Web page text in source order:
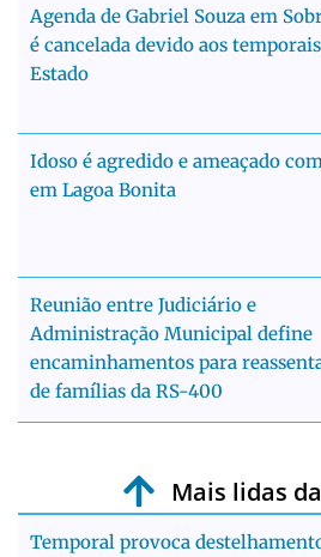
Agenda de Gabriel Souza em
é cancelada devido aos
Estado
Idoso é agredido e ameaçado
em Lagoa Bonita
Reunião entre Judiciário e
Administração Municipal define
encaminhamentos para
de famílias da RS-400
Mais lidas
Temporal provoca